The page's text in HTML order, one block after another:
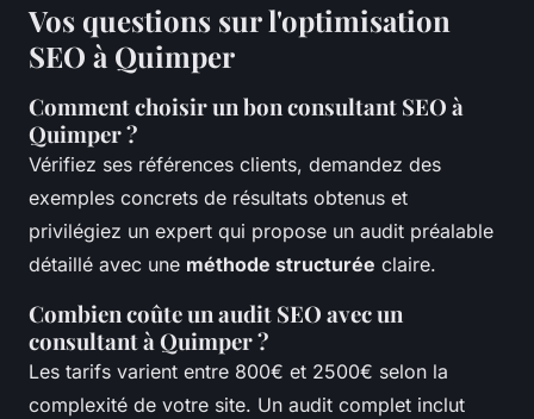
Vos questions sur l'optimisation
SEO à Quimper
Comment choisir un bon consultant SEO à
Quimper ?
Vérifiez ses références clients, demandez des
exemples concrets de résultats obtenus et
privilégiez un expert qui propose un audit préalable
détaillé avec une méthode structurée claire.
Combien coûte un audit SEO avec un
consultant à Quimper ?
Les tarifs varient entre 800€ et 2500€ selon la
complexité de votre site. Un audit complet inclut